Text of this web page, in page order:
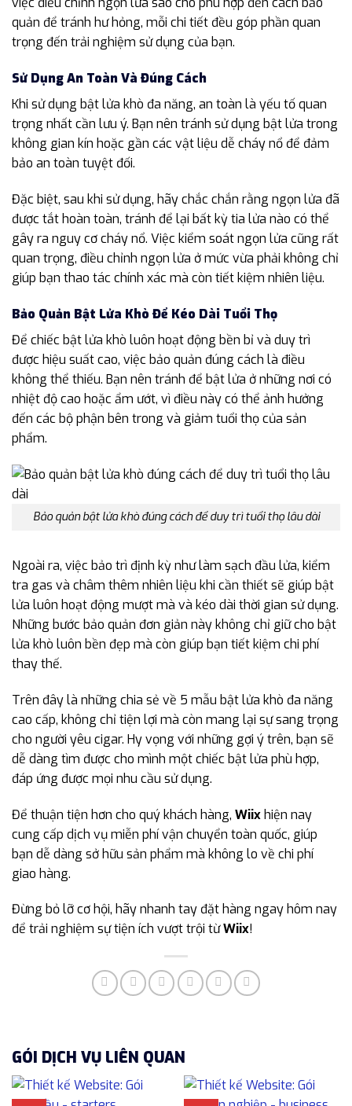
quản để tránh hư hỏng, mỗi chi tiết đều góp phần quan
trọng đến trải nghiệm sử dụng của bạn.
Sử Dụng An Toàn Và Đúng Cách
Khi sử dụng bật lửa khò đa năng, an toàn là yếu tố quan
trọng nhất cần lưu ý. Bạn nên tránh sử dụng bật lửa trong
không gian kín hoặc gần các vật liệu dễ cháy nổ để đảm
bảo an toàn tuyệt đối.
Đặc biệt, sau khi sử dụng, hãy chắc chắn rằng ngọn lửa đã
được tắt hoàn toàn, tránh để lại bất kỳ tia lửa nào có thể
gây ra nguy cơ cháy nổ. Việc kiểm soát ngọn lửa cũng rất
quan trọng, điều chỉnh ngọn lửa ở mức vừa phải không chỉ
giúp bạn thao tác chính xác mà còn tiết kiệm nhiên liệu.
Bảo Quản Bật Lửa Khò Để Kéo Dài Tuổi Thọ
Để chiếc bật lửa khò luôn hoạt động bền bỉ và duy trì
được hiệu suất cao, việc bảo quản đúng cách là điều
không thể thiếu. Bạn nên tránh để bật lửa ở những nơi có
nhiệt độ cao hoặc ẩm ướt, vì điều này có thể ảnh hưởng
đến các bộ phận bên trong và giảm tuổi thọ của sản
phẩm.
Bảo quản bật lửa khò đúng cách để duy trì tuổi thọ lâu dài
Ngoài ra, việc bảo trì định kỳ như làm sạch đầu lửa, kiểm
tra gas và châm thêm nhiên liệu khi cần thiết sẽ giúp bật
lửa luôn hoạt động mượt mà và kéo dài thời gian sử dụng.
Những bước bảo quản đơn giản này không chỉ giữ cho bật
lửa khò luôn bền đẹp mà còn giúp bạn tiết kiệm chi phí
thay thế.
Trên đây là những chia sẻ về 5 mẫu bật lửa khò đa năng
cao cấp, không chỉ tiện lợi mà còn mang lại sự sang trọng
cho người yêu cigar. Hy vọng với những gợi ý trên, bạn sẽ
dễ dàng tìm được cho mình một chiếc bật lửa phù hợp,
đáp ứng được mọi nhu cầu sử dụng.
Để thuận tiện hơn cho quý khách hàng, Wiixhiện nay
cung cấp dịch vụ miễn phí vận chuyển toàn quốc, giúp
bạn dễ dàng sở hữu sản phẩm mà không lo về chi phí
giao hàng.
Đừng bỏ lỡ cơ hội, hãy nhanh tay đặt hàng ngay hôm nay
để trải nghiệm sự tiện ích vượt trội từWiix!
GÓI DỊCH VỤ LIÊN QUAN